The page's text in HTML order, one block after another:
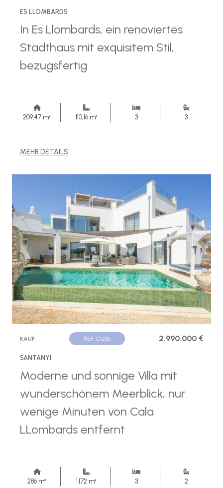
ES LLOMBARDS
In Es Llombards, ein renoviertes
Stadthaus mit exquisitem Stil,
bezugsfertig
209,47 m² 110,16 m² 3 3
MEHR DETAILS
KAUF REF. C1236 2.990.000 €
SANTANYI
Moderne und sonnige Villa mit
wunderschönem Meerblick, nur
wenige Minuten von Cala
LLombards entfernt
286 m² 1.172 m² 3 2